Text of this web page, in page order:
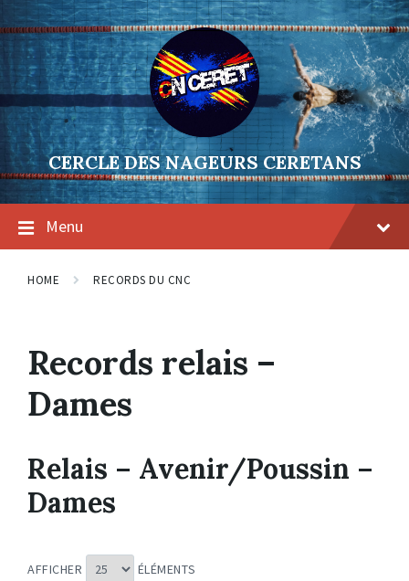
Skip
to
content
Skip
to
main
navigation
Skip
to
footer
CERCLE DES NAGEURS CERETANS
Menu
HOME RECORDS DU CNC
Records relais –
Dames
Relais – Avenir/Poussin –
Dames
AFFICHER ÉLÉMENTS